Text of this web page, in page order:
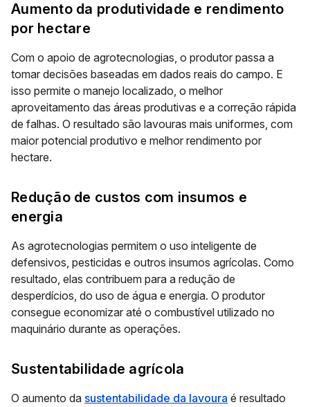
Aumento da produtividade e rendimento
por hectare
Com o apoio de agrotecnologias, o produtor passa a
tomar decisões baseadas em dados reais do campo. E
isso permite o manejo localizado, o melhor
aproveitamento das áreas produtivas e a correção rápida
de falhas. O resultado são lavouras mais uniformes, com
maior potencial produtivo e melhor rendimento por
hectare.
Redução de custos com insumos e
energia
As agrotecnologias permitem o uso inteligente de
defensivos, pesticidas e outros insumos agrícolas. Como
resultado, elas contribuem para a redução de
desperdícios, do uso de água e energia. O produtor
consegue economizar até o combustível utilizado no
maquinário durante as operações.
Sustentabilidade agrícola
O aumento da sustentabilidade da lavoura é resultado